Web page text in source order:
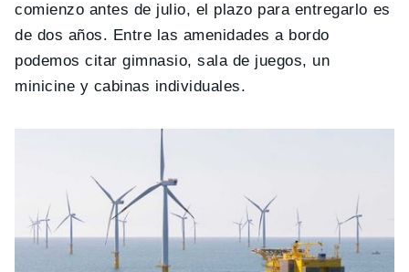
comienzo antes de julio, el plazo para entregarlo es
de dos años. Entre las amenidades a bordo
podemos citar gimnasio, sala de juegos, un
minicine y cabinas individuales.